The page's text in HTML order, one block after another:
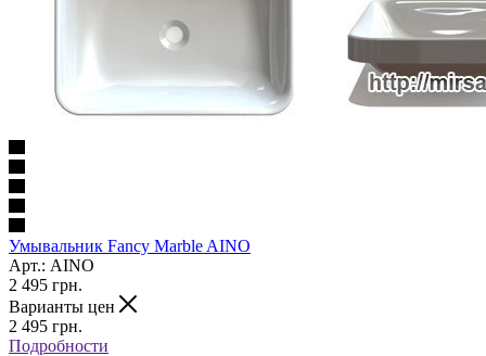
Умывальник Fancy Marble AINO
Арт.: AINO
2 495 грн.
Варианты цен
2 495 грн.
Подробности